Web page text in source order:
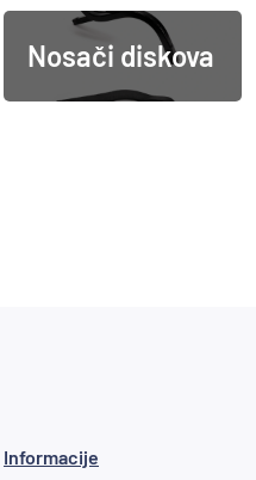
Nosači diskova
Informacije